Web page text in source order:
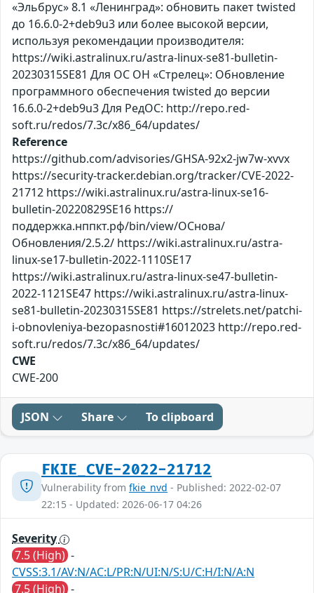
«Эльбрус» 8.1 «Ленинград»: обновить пакет twisted
до 16.6.0-2+deb9u3 или более высокой версии,
используя рекомендации производителя:
https://wiki.astralinux.ru/astra-linux-se81-bulletin-
20230315SE81 Для ОС ОН «Стрелец»: Обновление
программного обеспечения twisted до версии
16.6.0-2+deb9u3 Для РедОС: http://repo.red-
soft.ru/redos/7.3c/x86_64/updates/
Reference
https://github.com/advisories/GHSA-92x2-jw7w-xvvx
https://security-tracker.debian.org/tracker/CVE-2022-
21712 https://wiki.astralinux.ru/astra-linux-se16-
bulletin-20220829SE16 https://
поддержка.нппкт.рф/bin/view/ОСнова/
Обновления/2.5.2/ https://wiki.astralinux.ru/astra-
linux-se17-bulletin-2022-1110SE17
https://wiki.astralinux.ru/astra-linux-se47-bulletin-
2022-1121SE47 https://wiki.astralinux.ru/astra-linux-
se81-bulletin-20230315SE81 https://strelets.net/patchi-
i-obnovleniya-bezopasnosti#16012023 http://repo.red-
soft.ru/redos/7.3c/x86_64/updates/
CWE
CWE-200
JSON Share To clipboard
FKIE_CVE-2022-21712
Vulnerability from fkie_nvd - Published: 2022-02-07
22:15 - Updated: 2026-06-17 04:26
Severity
7.5 (High) -
CVSS:3.1/AV:N/AC:L/PR:N/UI:N/S:U/C:H/I:N/A:N
7.5 (High) -